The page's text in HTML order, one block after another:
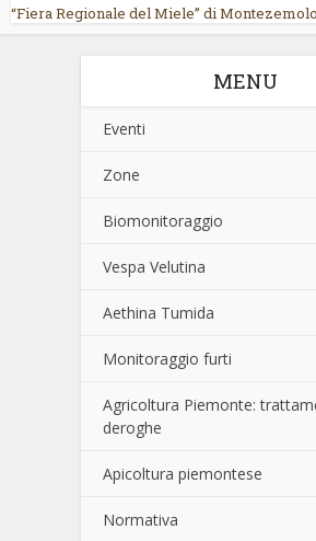
“Fiera Regionale del Miele” di Montezemolo
MENU
Eventi
Zone
Biomonitoraggio
Vespa Velutina
Aethina Tumida
Monitoraggio furti
Agricoltura Piemonte:
deroghe
Apicoltura piemontese
Normativa